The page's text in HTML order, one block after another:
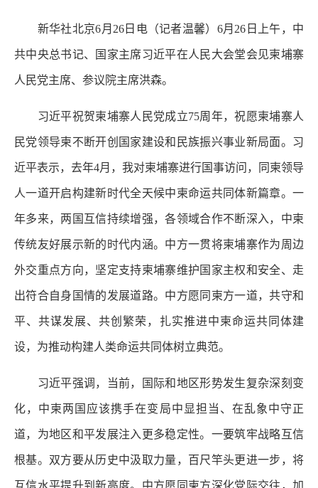
新华社北京6月26日电（记者温馨）6月26日上午，中
共中央总书记、国家主席习近平在人民大会堂会见柬埔寨
人民党主席、参议院主席洪森。
习近平祝贺柬埔寨人民党成立75周年，祝愿柬埔寨人
民党领导柬不断开创国家建设和民族振兴事业新局面。习
近平表示，去年4月，我对柬埔寨进行国事访问，同柬领导
人一道开启构建新时代全天候中柬命运共同体新篇章。一
年多来，两国互信持续增强，各领域合作不断深入，中柬
传统友好展示新的时代内涵。中方一贯将柬埔寨作为周边
外交重点方向，坚定支持柬埔寨维护国家主权和安全、走
出符合自身国情的发展道路。中方愿同柬方一道，共守和
平、共谋发展、共创繁荣，扎实推进中柬命运共同体建
设，为推动构建人类命运共同体树立典范。
习近平强调，当前，国际和地区形势发生复杂深刻变
化，中柬两国应该携手在变局中显担当、在乱象中守正
道，为地区和平发展注入更多稳定性。一要筑牢战略互信
根基。双方要从历史中汲取力量，百尺竿头更进一步，将